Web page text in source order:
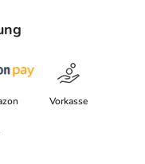
Vorkasse